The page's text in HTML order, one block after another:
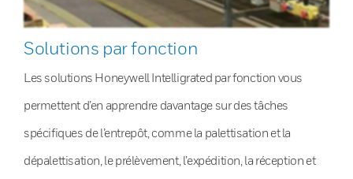
Solutions par fonction
Les solutions Honeywell Intelligrated par fonction vous
permettent d’en apprendre davantage sur des tâches
spécifiques de l’entrepôt, comme la palettisation et la
dépalettisation, le prélèvement, l’expédition, la réception et